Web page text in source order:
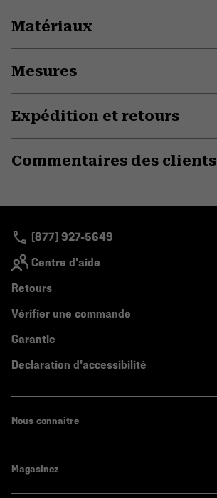
Matériaux
Mesures
Expédition et retours
Commentaires des clients
(877) 927-5649
Centre d'aide
Retours
Vérifier une commande
Garantie
Declaration d'accessibilité
Nous connaitre
Magasinez